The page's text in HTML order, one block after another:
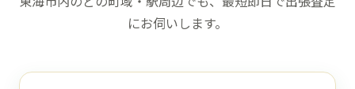
にお伺いします。